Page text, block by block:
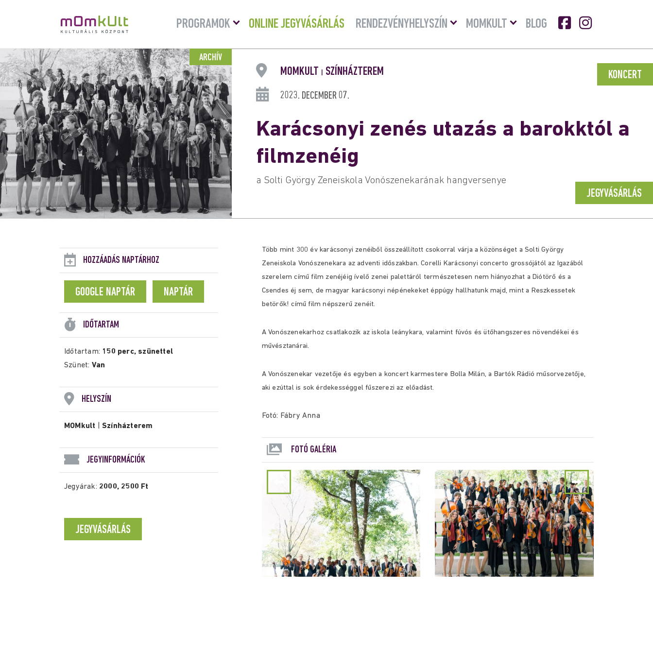
PROGRAMOK
Menü
lenyitása
ONLINE JEGYVÁSÁRLÁS RENDEZVÉNYHELYSZÍN
Menü
lenyitásaMOMKULT
Menü
lenyitása
BLOG
ARCHÍV
KONCERT
MOMKULT SZÍNHÁZTEREM
2023. DECEMBER 07.
Karácsonyi zenés utazás a barokktól a
filmzenéig
a Solti György Zeneiskola Vonószenekarának hangversenye
JEGYVÁSÁRLÁS
HOZZÁADÁS NAPTÁRHOZ
GOOGLE NAPTÁR NAPTÁR
IDŐTARTAM
Időtartam: 150 perc, szünettel
Szünet: Van
HELYSZÍN
MOMkult |Színházterem
JEGYINFORMÁCIÓK
Jegyárak: 2000, 2500 Ft
JEGYVÁSÁRLÁS
Több mint 300 év karácsonyi zenéiből összeállított csokorral várja a közönséget a Solti György
Zeneiskola Vonószenekara az adventi időszakban. Corelli Karácsonyi concerto grossójától az Igazából
szerelem című film zenéjéig ívelő zenei palettáról természetesen nem hiányozhat a Diótörő és a
Csendes éj sem, de magyar karácsonyi népénekeket éppúgy hallhatunk majd, mint a Reszkessetek
betörők! című film népszerű zenéit.
A Vonószenekarhoz csatlakozik az iskola leánykara, valamint fúvós és ütőhangszeres növendékei és
művésztanárai.
A Vonószenekar vezetője és egyben a koncert karmestere Bolla Milán, a Bartók Rádió műsorvezetője,
aki ezúttal is sok érdekességgel fűszerezi az előadást.
Fotó: Fábry Anna
FOTÓ GALÉRIA